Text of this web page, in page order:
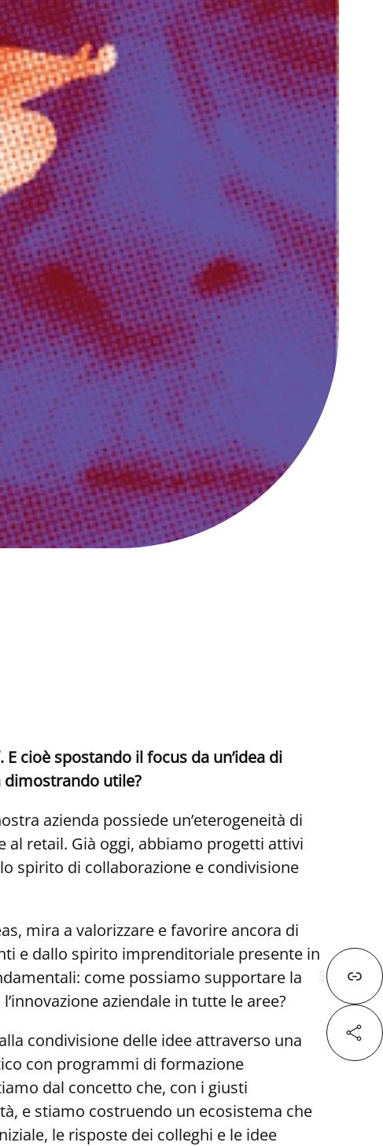
. E cioè spostando ilfocus da un’idea di
dimostrando utile?
azienda possiede un’eterogeneità di
al retail. Già oggi, abbiamo progetti attivi
spirito di collaborazione e condivisione
mira a valorizzare e favorire ancora di
e dallo spirito imprenditoriale presente in
come possiamo supportare la
aziendale in tutte le aree?
condivisione delle idee attraverso una
con programmi di formazione
dal concetto che, con i giusti
e stiamo costruendo un ecosistema che
le risposte dei colleghi e le idee
Successivo